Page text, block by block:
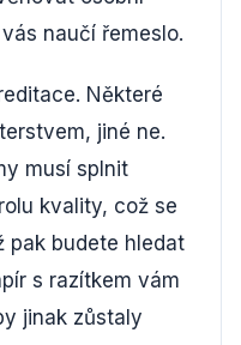
naučí řemeslo.
Některé
jiné ne.
musí splnit
kvality, což se
pak budete hledat
s razítkem vám
jinak zůstaly